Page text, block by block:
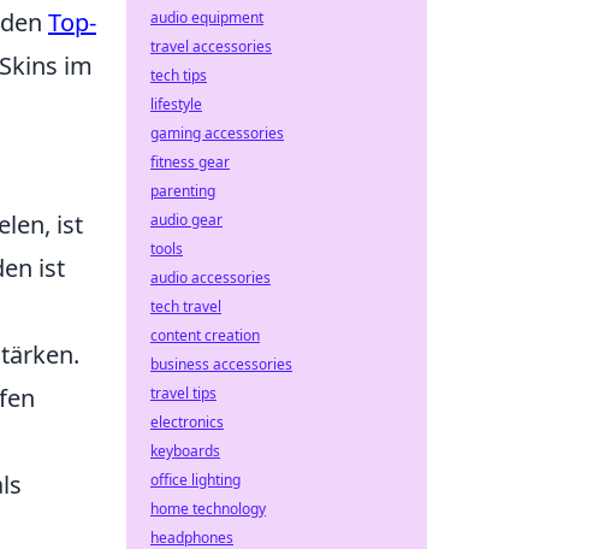
Top-
im
ist
ist
audio equipment
travel accessories
tech tips
lifestyle
gaming accessories
fitness gear
parenting
audio gear
tools
audio accessories
tech travel
content creation
business accessories
travel tips
electronics
keyboards
office lighting
home technology
headphones